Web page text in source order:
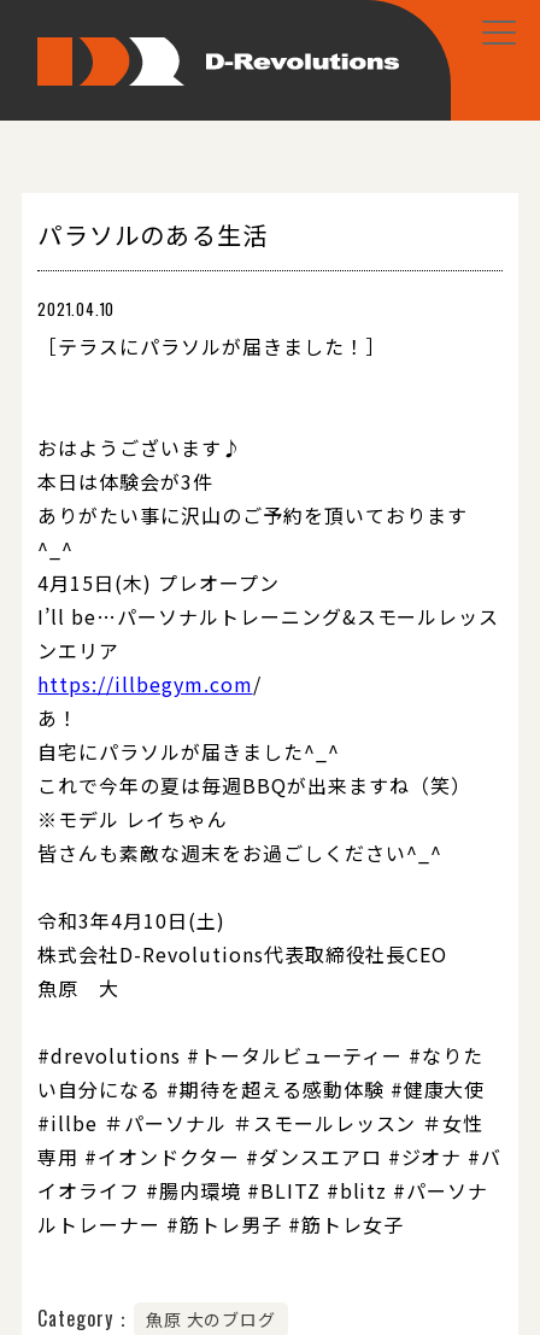
パラソルのある生活
2021.04.10
［テラスにパラソルが届きました！］
おはようございます♪
本日は体験会が3件
ありがたい事に沢山のご予約を頂いております
^_^
4月15日(木) プレオープン
I’ll be…パーソナルトレーニング&スモールレッス
ンエリア
https://illbegym.com/
あ！
自宅にパラソルが届きました^_^
これで今年の夏は毎週BBQが出来ますね（笑）
※モデル レイちゃん
皆さんも素敵な週末をお過ごしください^_^
令和3年4月10日(土)
株式会社D-Revolutions代表取締役社長CEO
魚原 大
#drevolutions #トータルビューティー #なりた
い自分になる #期待を超える感動体験 #健康大使
#illbe ＃パーソナル ＃スモールレッスン ＃女性
専用 #イオンドクター #ダンスエアロ #ジオナ #バ
イオライフ #腸内環境 #BLITZ #blitz #パーソナ
ルトレーナー #筋トレ男子 #筋トレ女子
Category： 魚原 大のブログ